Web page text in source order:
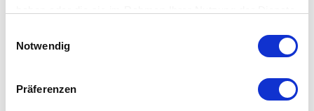
Notwendig
Präferenzen